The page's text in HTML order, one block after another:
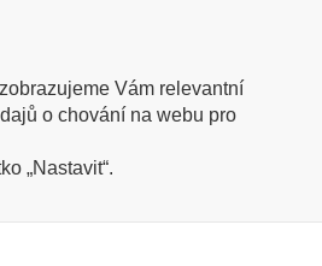
Vám relevantní
o chování na webu pro
„Nastavit“.